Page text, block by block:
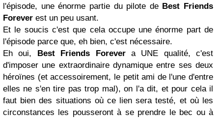
l'épisode, une énorme partie du pilote de Best Friends
Forever est un peu usant.
Et le soucis c'est que cela occupe une énorme part de
l'épisode parce que, eh bien, c'est nécessaire.
Eh oui,
Best Friends Forevera UNE qualité, c'est
d'imposer une extraordinaire dynamique entre ses deux
héroïnes (et accessoirement, le petit ami de l'une d'entre
elles ne s'en tire pas trop mal), on l'a dit, et pour cela il
faut bien des situations où ce lien sera testé, et où les
circonstances les pousseront à se prendre le bec ou à